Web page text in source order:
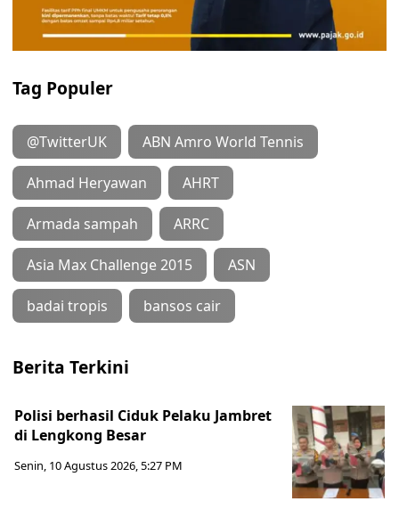
Tag Populer
@TwitterUK ABN Amro World Tennis
Ahmad Heryawan AHRT
Armada sampah ARRC
Asia Max Challenge 2015 ASN
badai tropis bansos cair
Berita Terkini
Polisi berhasil Ciduk Pelaku Jambret
di Lengkong Besar
Senin, 10 Agustus 2026, 5:27 PM